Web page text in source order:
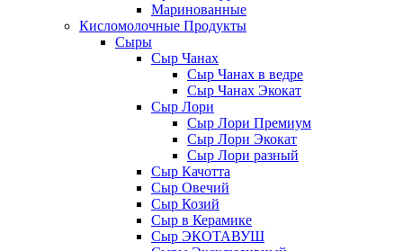
Маринованные
Кисломолочные Продукты
Сыры
Сыр Чанах
Сыр Чанах в ведре
Сыр Чанах Экокат
Сыр Лори
Сыр Лори Премиум
Сыр Лори Экокат
Сыр Лори разный
Сыр Качотта
Сыр Овечий
Сыр Козий
Сыр в Керамике
Сыр ЭКОТАВУШ